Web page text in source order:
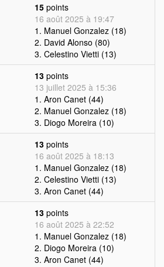
15 points
16 août 2025 à 19:47
1. Manuel Gonzalez (18)
2. David Alonso (80)
3. Celestino Vietti (13)
13 points
13 juillet 2025 à 15:36
1. Aron Canet (44)
2. Manuel Gonzalez (18)
3. Diogo Moreira (10)
13 points
16 août 2025 à 18:13
1. Manuel Gonzalez (18)
2. Celestino Vietti (13)
3. Aron Canet (44)
13 points
16 août 2025 à 22:52
1. Manuel Gonzalez (18)
2. Diogo Moreira (10)
3. Aron Canet (44)